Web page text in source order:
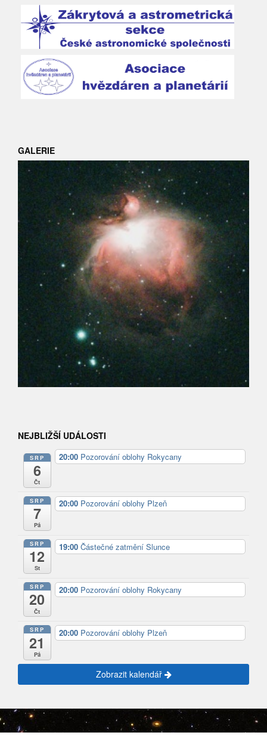
GALERIE
NEJBLIŽŠÍ UDÁLOSTI
SRP
6
Čt
20:00 Pozorování oblohy Rokycany
SRP
7
Pá
20:00 Pozorování oblohy Plzeň
SRP
12
St
19:00 Částečné zatmění Slunce
SRP
20
Čt
20:00 Pozorování oblohy Rokycany
SRP
21
Pá
20:00 Pozorování oblohy Plzeň
Zobrazit kalendář